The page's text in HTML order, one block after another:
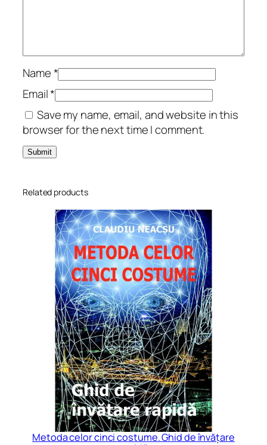
s
t
e
q
u
a
n
t
t
Name*
Email*
Save my name, email, and website in this
browser for the next time I comment.
Related products
Metoda celor cinci costume. Ghid de învățare